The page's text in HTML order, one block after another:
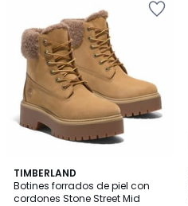
TIMBERLAND
Botines forrados de piel con
cordones Stone Street Mid
4,8
/ 5